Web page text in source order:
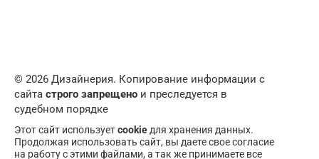
© 2026 Дизайнерия. Копирование информации с
сайта строго запрещено и преследуется в
судебном порядке
Этот сайт используетcookie для хранения данных.
Продолжая использовать сайт, вы даете свое согласие
на работу с этими файлами, а так же принимаете все